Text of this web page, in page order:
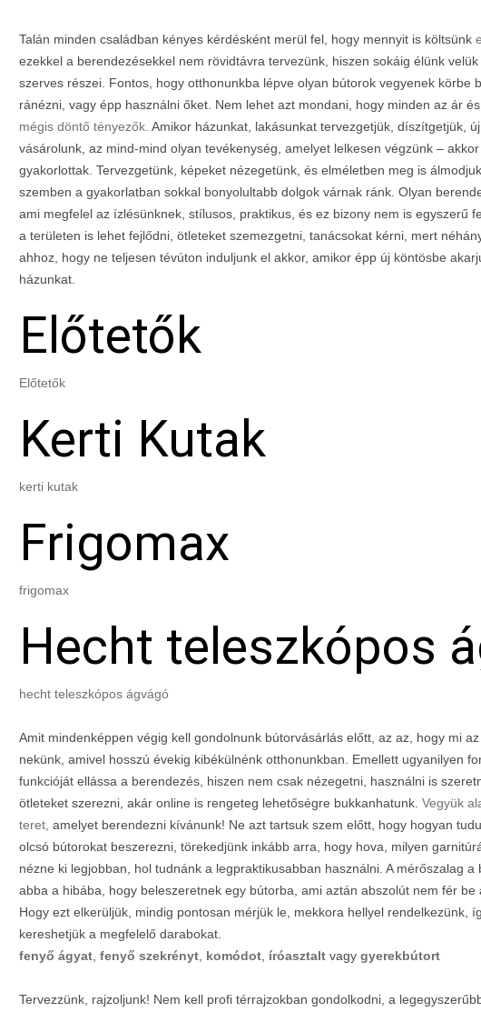
Talán minden családban kényes kérdésként merül fel, hogy mennyit is költsünk
ezekkel a berendezésekkel nem rövidtávra tervezünk, hiszen sokáig élünk
szerves részei. Fontos, hogy otthonunkba lépve olyan bútorok vegyenek körbe
ránézni, vagy épp használni őket. Nem lehet azt mondani, hogy minden az ár
mégis döntő tényezők. Amikor házunkat, lakásunkat tervezgetjük, díszítgetjük,
vásárolunk, az mind-mind olyan tevékenység, amelyet lelkesen végzünk –
gyakorlottak. Tervezgetünk, képeket nézegetünk, és elméletben meg is
szemben a gyakorlatban sokkal bonyolultabb dolgok várnak ránk. Olyan
ami megfelel az ízlésünknek, stílusos, praktikus, és ez bizony nem is egyszerű
a területen is lehet fejlődni, ötleteket szemezgetni, tanácsokat kérni, mert
ahhoz, hogy ne teljesen tévúton induljunk el akkor, amikor épp új köntösbe
házunkat.
Előtetők
Előtetők
Kerti Kutak
kerti kutak
Frigomax
frigomax
Hecht teleszkópos
hecht teleszkópos ágvágó
Amit mindenképpen végig kell gondolnunk bútorvásárlás előtt, az az, hogy mi
nekünk, amivel hosszú évekig kibékülnénk otthonunkban. Emellett ugyanilyen
funkcióját ellássa a berendezés, hiszen nem csak nézegetni, használni is
ötleteket szerezni, akár online is rengeteg lehetőségre bukkanhatunk. Vegyük
teret, amelyet berendezni kívánunk! Ne azt tartsuk szem előtt, hogy hogyan
olcsó bútorokat beszerezni, törekedjünk inkább arra, hogy hova, milyen
nézne ki legjobban, hol tudnánk a legpraktikusabban használni. A mérőszalag
abba a hibába, hogy beleszeretnek egy bútorba, ami aztán abszolút nem fér be
Hogy ezt elkerüljük, mindig pontosan mérjük le, mekkora hellyel rendelkezünk,
kereshetjük a megfelelő darabokat.
fenyő ágyat fenyő szekrényt komódot íróasztalt vagy gyerekbútort
Tervezzünk, rajzoljunk! Nem kell profi térrajzokban gondolkodni, a